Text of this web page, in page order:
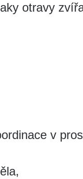
otravy
v